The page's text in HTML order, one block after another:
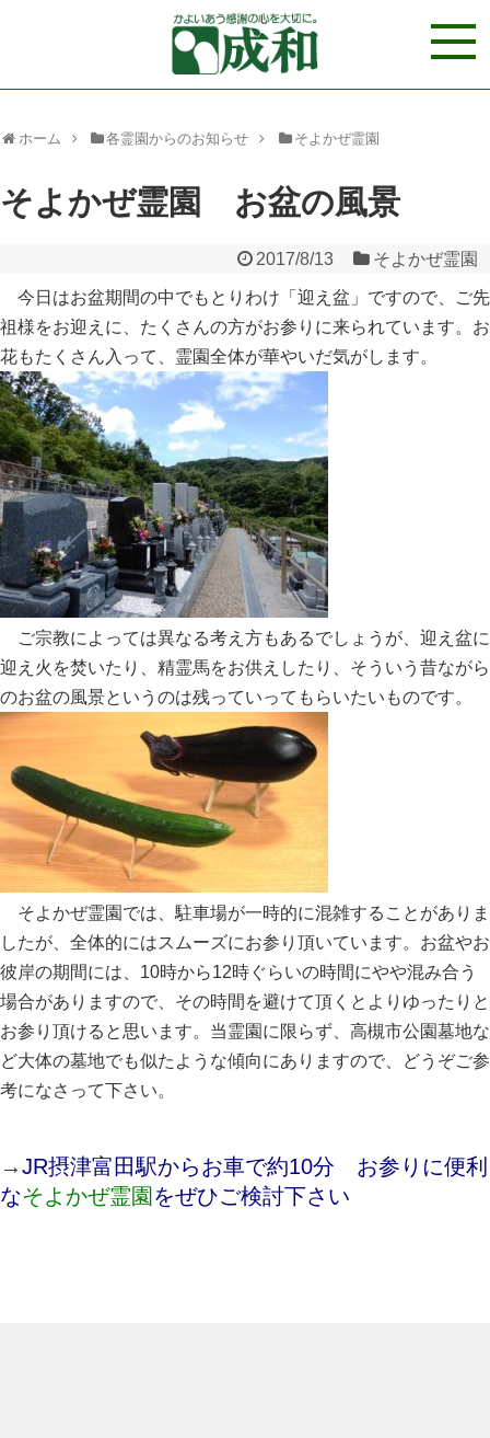
ホーム 各霊園からのお知らせ そよかぜ霊園
そよかぜ霊園 お盆の風景
2017/8/13 そよかぜ霊園
今日はお盆期間の中でもとりわけ「迎え盆」ですので、ご先
祖様をお迎えに、たくさんの方がお参りに来られています。お
花もたくさん入って、霊園全体が華やいだ気がします。
ご宗教によっては異なる考え方もあるでしょうが、迎え盆に
迎え火を焚いたり、精霊馬をお供えしたり、そういう昔ながら
のお盆の風景というのは残っていってもらいたいものです。
そよかぜ霊園では、駐車場が一時的に混雑することがありま
したが、全体的にはスムーズにお参り頂いています。お盆やお
彼岸の期間には、10時から12時ぐらいの時間にやや混み合う
場合がありますので、その時間を避けて頂くとよりゆったりと
お参り頂けると思います。当霊園に限らず、高槻市公園墓地な
ど大体の墓地でも似たような傾向にありますので、どうぞご参
考になさって下さい。
→JR摂津富田駅からお車で約10分 お参りに便利
なそよかぜ霊園 をぜひご検討下さい